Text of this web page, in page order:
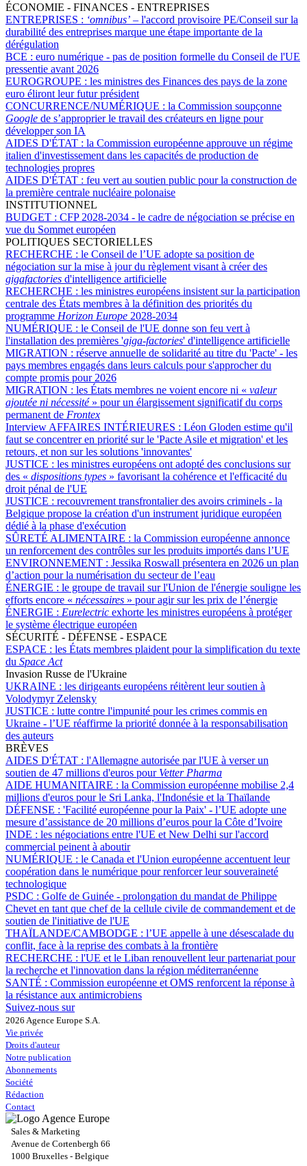
ÉCONOMIE - FINANCES - ENTREPRISES
ENTREPRISES : ‘omnibus’ – l'accord provisoire PE/Conseil sur la
durabilité des entreprises marque une étape importante de la
dérégulation
BCE : euro numérique - pas de position formelle du Conseil de l'UE
pressentie avant 2026
EUROGROUPE : les ministres des Finances des pays de la zone
euro éliront leur futur président
CONCURRENCE/NUMÉRIQUE : la Commission soupçonne
Google de s’approprier le travail des créateurs en ligne pour
développer son IA
AIDES D'ÉTAT : la Commission européenne approuve un régime
italien d'investissement dans les capacités de production de
technologies propres
AIDES D'ÉTAT : feu vert au soutien public pour la construction de
la première centrale nucléaire polonaise
INSTITUTIONNEL
BUDGET : CFP 2028-2034 - le cadre de négociation se précise en
vue du Sommet européen
POLITIQUES SECTORIELLES
RECHERCHE : le Conseil de l’UE adopte sa position de
négociation sur la mise à jour du règlement visant à créer des
gigafactories d'intelligence artificielle
RECHERCHE : les ministres européens insistent sur la participation
centrale des États membres à la définition des priorités du
programme Horizon Europe 2028-2034
NUMÉRIQUE : le Conseil de l'UE donne son feu vert à
l'installation des premières 'giga-factories' d'intelligence artificielle
MIGRATION : réserve annuelle de solidarité au titre du 'Pacte' - les
pays membres engagés dans leurs calculs pour s'approcher du
compte promis pour 2026
MIGRATION : les États membres ne voient encore ni « valeur
ajoutée ni nécessité » pour un élargissement significatif du corps
permanent de Frontex
Interview AFFAIRES INTÉRIEURES : Léon Gloden estime qu'il
faut se concentrer en priorité sur le 'Pacte Asile et migration' et les
retours, et non sur les solutions 'innovantes'
JUSTICE : les ministres européens ont adopté des conclusions sur
des « dispositions types » favorisant la cohérence et l'efficacité du
droit pénal de l'UE
JUSTICE : recouvrement transfrontalier des avoirs criminels - la
Belgique propose la création d'un instrument juridique européen
dédié à la phase d'exécution
SÛRETÉ ALIMENTAIRE : la Commission européenne annonce
un renforcement des contrôles sur les produits importés dans l’UE
ENVIRONNEMENT : Jessika Roswall présentera en 2026 un plan
d’action pour la numérisation du secteur de l’eau
ÉNERGIE : le groupe de travail sur l'Union de l'énergie souligne les
efforts encore « nécessaires » pour agir sur les prix de l’énergie
ÉNERGIE : Eurelectric exhorte les ministres européens à protéger
le système électrique européen
SÉCURITÉ - DÉFENSE - ESPACE
ESPACE : les États membres plaident pour la simplification du texte
du Space Act
Invasion Russe de l'Ukraine
UKRAINE : les dirigeants européens réitèrent leur soutien à
Volodymyr Zelensky
JUSTICE : lutte contre l'impunité pour les crimes commis en
Ukraine - l’UE réaffirme la priorité donnée à la responsabilisation
des auteurs
BRÈVES
AIDES D'ÉTAT : l'Allemagne autorisée par l'UE à verser un
soutien de 47 millions d'euros pour Vetter Pharma
AIDE HUMANITAIRE : la Commission européenne mobilise 2,4
millions d'euros pour le Sri Lanka, l'Indonésie et la Thaïlande
DÉFENSE : 'Facilité européenne pour la Paix' - l’UE adopte une
mesure d’assistance de 20 millions d’euros pour la Côte d’Ivoire
INDE : les négociations entre l'UE et New Delhi sur l'accord
commercial peinent à aboutir
NUMÉRIQUE : le Canada et l'Union européenne accentuent leur
coopération dans le numérique pour renforcer leur souveraineté
technologique
PSDC : Golfe de Guinée - prolongation du mandat de Philippe
Chevet en tant que chef de la cellule civile de commandement et de
soutien de l'initiative de l'UE
THAÏLANDE/CAMBODGE : l’UE appelle à une désescalade du
conflit, face à la reprise des combats à la frontière
RECHERCHE : l'UE et le Liban renouvellent leur partenariat pour
la recherche et l'innovation dans la région méditerranéenne
SANTÉ : Commission européenne et OMS renforcent la réponse à
la résistance aux antimicrobiens
Suivez-nous sur
2026 Agence Europe S.A.
Vie privée
Droits d'auteur
Notre publication
Abonnements
Société
Rédaction
Contact
Sales & Marketing
Avenue de Cortenbergh 66
1000 Bruxelles - Belgique